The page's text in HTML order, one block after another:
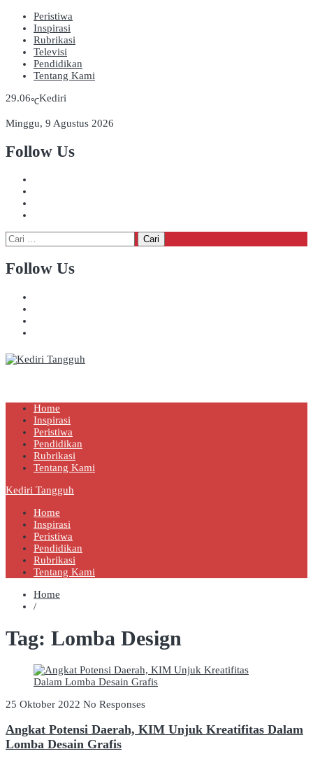
Peristiwa
Inspirasi
Rubrikasi
Televisi
Pendidikan
Tentang Kami
29.06℃Kediri
Minggu, 9 Agustus 2026
Follow Us
Cari
untuk:
Follow Us
Home
Inspirasi
Peristiwa
Pendidikan
Rubrikasi
Tentang Kami
Kediri Tangguh
Home
Inspirasi
Peristiwa
Pendidikan
Rubrikasi
Tentang Kami
Home
/
Tag: Lomba Design
25 Oktober 2022 No Responses
Angkat Potensi Daerah, KIM Unjuk Kreatifitas Dalam
Lomba Desain Grafis